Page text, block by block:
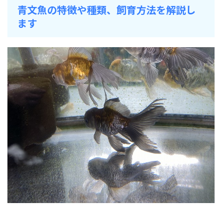
青文魚の特徴や種類、飼育方法を解説し
ます